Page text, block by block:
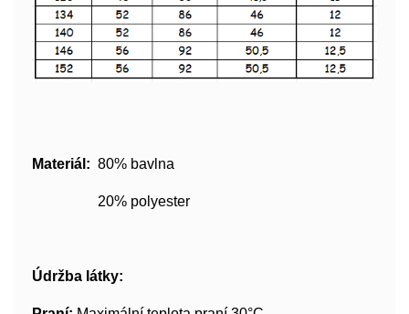
Materiál: 80% bavlna
20% polyester
Údržba látky: